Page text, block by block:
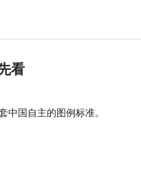
看
中国自主的图例标准。